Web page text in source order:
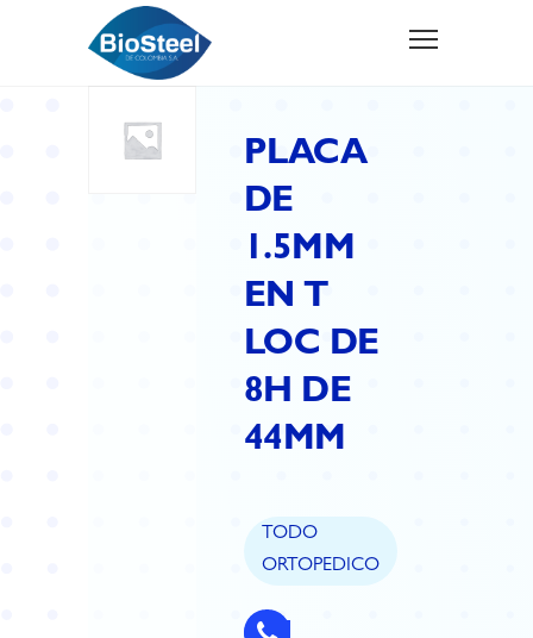
PLACA
DE
1.5MM
EN T
LOC DE
8H DE
44MM
TODO
ORTOPEDICO